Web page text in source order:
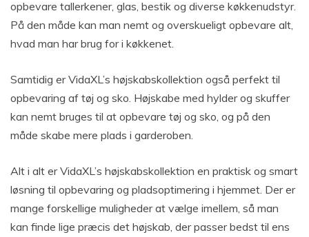
opbevare tallerkener, glas, bestik og diverse køkkenudstyr.
På den måde kan man nemt og overskueligt opbevare alt,
hvad man har brug for i køkkenet.
Samtidig er VidaXL’s højskabskollektion også perfekt til
opbevaring af tøj og sko. Højskabe med hylder og skuffer
kan nemt bruges til at opbevare tøj og sko, og på den
måde skabe mere plads i garderoben.
Alt i alt er VidaXL’s højskabskollektion en praktisk og smart
løsning til opbevaring og pladsoptimering i hjemmet. Der er
mange forskellige muligheder at vælge imellem, så man
kan finde lige præcis det højskab, der passer bedst til ens